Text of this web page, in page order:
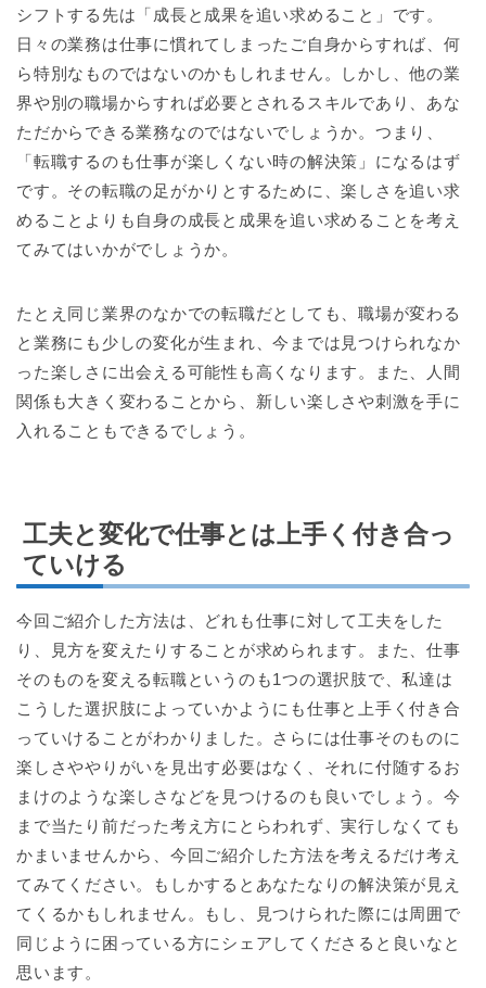
シフトする先は「成長と成果を追い求めること」です。
日々の業務は仕事に慣れてしまったご自身からすれば、何
ら特別なものではないのかもしれません。しかし、他の業
界や別の職場からすれば必要とされるスキルであり、あな
ただからできる業務なのではないでしょうか。つまり、
「転職するのも仕事が楽しくない時の解決策」になるはず
です。その転職の足がかりとするために、楽しさを追い求
めることよりも自身の成長と成果を追い求めることを考え
てみてはいかがでしょうか。
たとえ同じ業界のなかでの転職だとしても、職場が変わる
と業務にも少しの変化が生まれ、今までは見つけられなか
った楽しさに出会える可能性も高くなります。また、人間
関係も大きく変わることから、新しい楽しさや刺激を手に
入れることもできるでしょう。
工夫と変化で仕事とは上手く付き合っ
ていける
今回ご紹介した方法は、どれも仕事に対して工夫をした
り、見方を変えたりすることが求められます。また、仕事
そのものを変える転職というのも1つの選択肢で、私達は
こうした選択肢によっていかようにも仕事と上手く付き合
っていけることがわかりました。さらには仕事そのものに
楽しさややりがいを見出す必要はなく、それに付随するお
まけのような楽しさなどを見つけるのも良いでしょう。今
まで当たり前だった考え方にとらわれず、実行しなくても
かまいませんから、今回ご紹介した方法を考えるだけ考え
てみてください。もしかするとあなたなりの解決策が見え
てくるかもしれません。もし、見つけられた際には周囲で
同じように困っている方にシェアしてくださると良いなと
思います。